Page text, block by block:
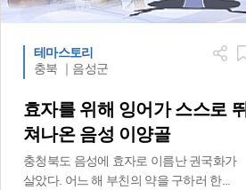
테마스토리
충북 ｜음성군
효자를 위해 잉어가 스스로 뛰
쳐나온 음성 이양골
충청북도 음성에 효자로 이름난 권국화가
살았다. 어느 해 부친의 약을 구하러 한...